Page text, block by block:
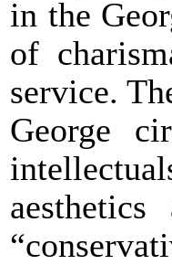
in the
of
service.
George